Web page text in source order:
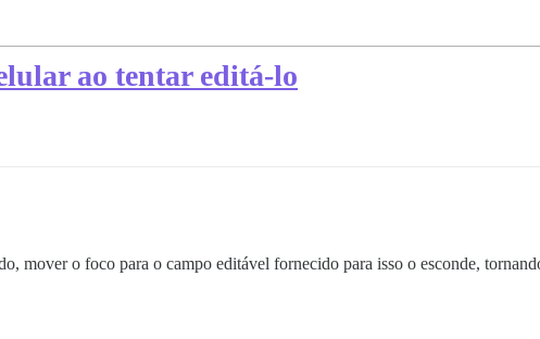
ao tentar editá-lo
mover o foco para o campo editável fornecido para isso o esconde,